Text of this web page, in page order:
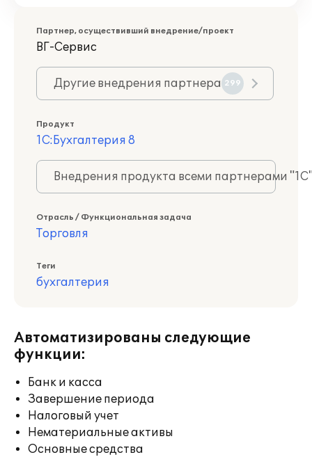
Партнер, осуществивший внедрение/проект
ВГ-Сервис
Другие внедрения партнера 299
Продукт
1С:Бухгалтерия 8
Внедрения продукта всеми партнерами
Отрасль / Функциональная задача
Торговля
Теги
бухгалтерия
Автоматизированы следующие
функции:
Банк и касса
Завершение периода
Налоговый учет
Нематериальные активы
Основные средства